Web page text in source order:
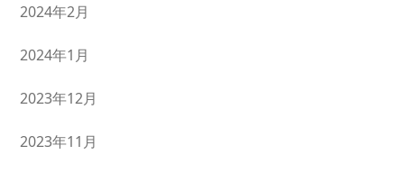
2024年2月
2024年1月
2023年12月
2023年11月